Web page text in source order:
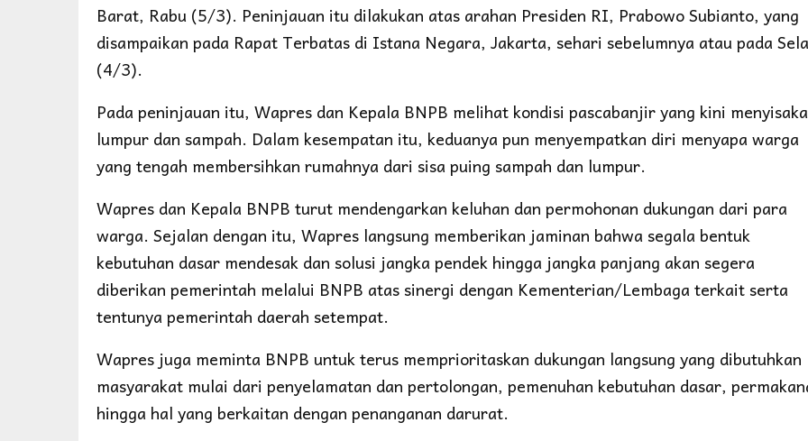
Barat, Rabu (5/3). Peninjauan itu dilakukan atas arahan Presiden RI, Prabowo Subianto, yang
disampaikan pada Rapat Terbatas di Istana Negara, Jakarta, sehari sebelumnya atau pada
(4/3).
Pada peninjauan itu, Wapres dan Kepala BNPB melihat kondisi pascabanjir yang kini
lumpur dan sampah. Dalam kesempatan itu, keduanya pun menyempatkan diri menyapa warga
yang tengah membersihkan rumahnya dari sisa puing sampah dan lumpur.
Wapres dan Kepala BNPB turut mendengarkan keluhan dan permohonan dukungan dari para
warga. Sejalan dengan itu, Wapres langsung memberikan jaminan bahwa segala bentuk
kebutuhan dasar mendesak dan solusi jangka pendek hingga jangka panjang akan segera
diberikan pemerintah melalui BNPB atas sinergi dengan Kementerian/Lembaga terkait serta
tentunya pemerintah daerah setempat.
Wapres juga meminta BNPB untuk terus memprioritaskan dukungan langsung yang dibutuhkan
masyarakat mulai dari penyelamatan dan pertolongan, pemenuhan kebutuhan dasar,
hingga hal yang berkaitan dengan penanganan darurat.